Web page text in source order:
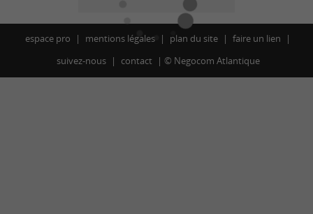
espace pro mentions légales plan du site
faire un lien
suivez-nous
contact © Negocom Atlantique